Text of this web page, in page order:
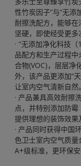
性竹炭因子”与“无添
耐擦洗配方，能够
坚硬，即使经受更多
· "无添加净化科技
品配方和生产过程
合物(VOC)，层层净
外，该产品更添加“
让室内空气清新自然。
· 产品兼具高效耐擦
点，并特别添加防
提供理想的装饰效果
· 产品同时获得中国
色卫士室内空气质
A+级标准，更环保安